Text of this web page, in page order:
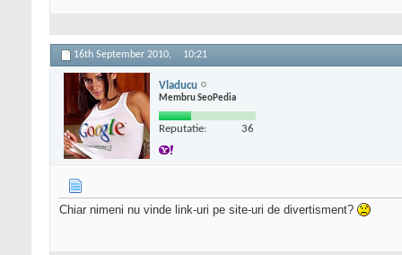
16th September 2010, 10:21
Vladucu
Membru SeoPedia
Reputatie: 36
Chiar nimeni nu vinde link-uri pe site-uri de divertisment?